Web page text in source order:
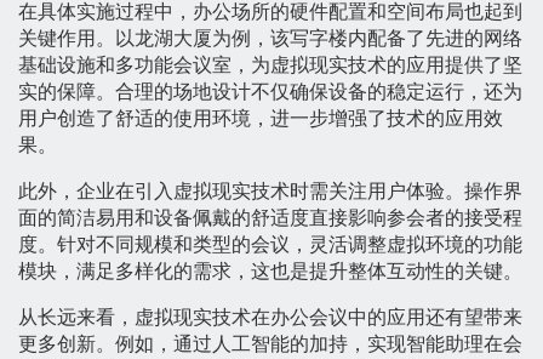
在具体实施过程中，办公场所的硬件配置和空间布局也起到
关键作用。以龙湖大厦为例，该写字楼内配备了先进的网络
基础设施和多功能会议室，为虚拟现实技术的应用提供了坚
实的保障。合理的场地设计不仅确保设备的稳定运行，还为
用户创造了舒适的使用环境，进一步增强了技术的应用效
果。
此外，企业在引入虚拟现实技术时需关注用户体验。操作界
面的简洁易用和设备佩戴的舒适度直接影响参会者的接受程
度。针对不同规模和类型的会议，灵活调整虚拟环境的功能
模块，满足多样化的需求，这也是提升整体互动性的关键。
从长远来看，虚拟现实技术在办公会议中的应用还有望带来
更多创新。例如，通过人工智能的加持，实现智能助理在会